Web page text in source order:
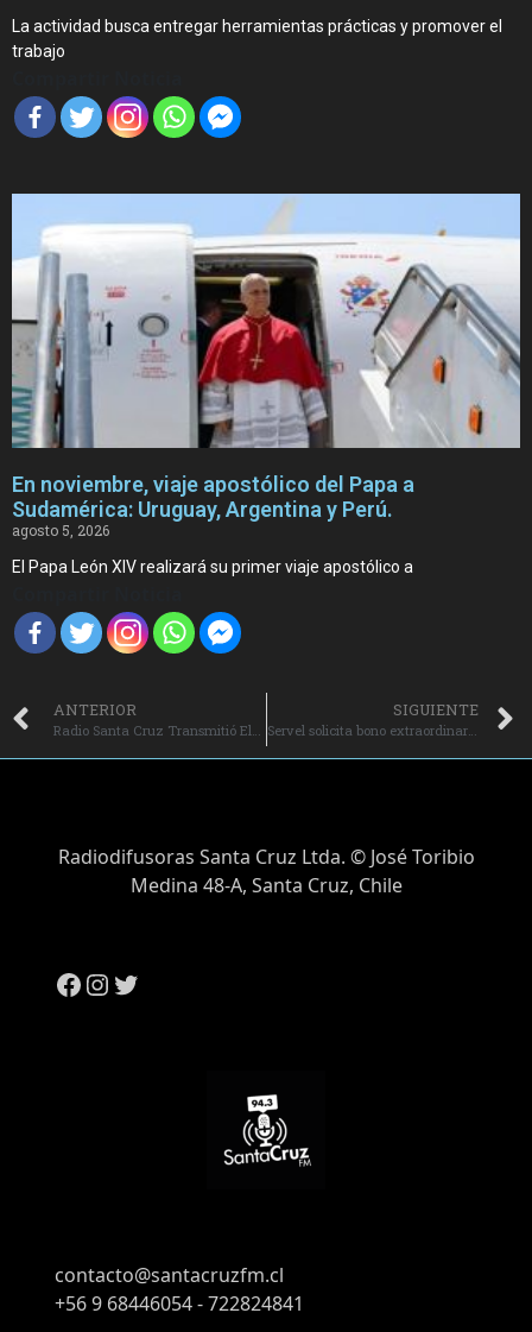
La actividad busca entregar herramientas prácticas y promover el
trabajo
En noviembre, viaje apostólico del Papa a
Sudamérica: Uruguay, Argentina y Perú.
agosto 5, 2026
El Papa León XIV realizará su primer viaje apostólico a
ANTERIOR
Radio Santa Cruz Transmitió Elecciones Municipales y Regionales 2024, en Dos Jornadas Históricas.
SIGUIENTE
Servel solicita bono extraordinario para vocales.
Radiodifusoras Santa Cruz Ltda. © José Toribio
Medina 48-A, Santa Cruz, Chile
contacto@santacruzfm.cl
+56 9 68446054 - 722824841